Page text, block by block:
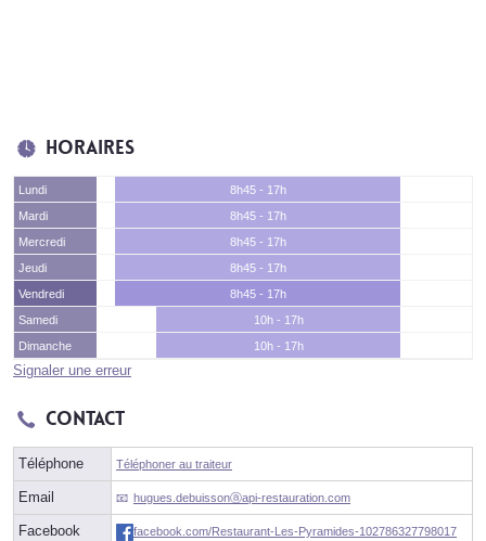
Horaires
Lundi
8h45 - 17h
Mardi
8h45 - 17h
Mercredi
8h45 - 17h
Jeudi
8h45 - 17h
Vendredi
8h45 - 17h
Samedi
10h - 17h
Dimanche
10h - 17h
Signaler une erreur
Contact
Téléphone Téléphoner au traiteur
Email hugues.debuissonⓐapi-restauration.com
Facebook facebook.com/Restaurant-Les-Pyramides-102786327798017